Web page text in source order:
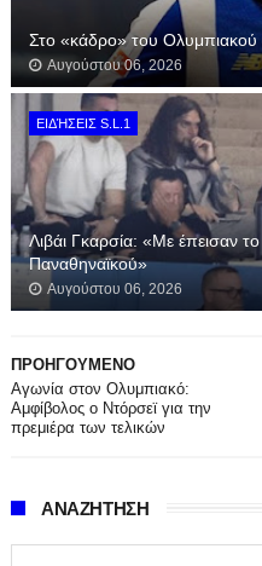
Στο «κάδρο» του
Αυγούστου 06, 2026
ΕΙΔΉΣΕΙΣ S.L.1
Λιβάι Γκαρσία: «Με έπεισαν
Παναθηναϊκού»
Αυγούστου 06, 2026
ΠΡΟΗΓΟΥΜΕΝΟ
Αγωνία στον Ολυμπιακό:
Αμφίβολος ο Ντόρσεϊ για την
πρεμιέρα των τελικών
ΑΝΑΖΗΤΗΣΗ